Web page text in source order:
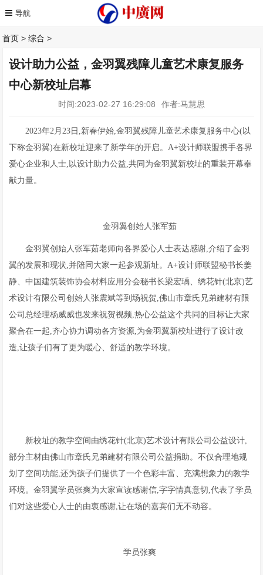
首页 >综合 >
设计助力公益，金羽翼残障儿童艺术康复服务
中心新校址启幕
时间:2023-02-27 16:29:08 作者:马慧思
2023年2月23日,新春伊始,金羽翼残障儿童艺术康复服务中心(以
下称金羽翼)在新校址迎来了新学年的开启。A+设计师联盟携手各界
爱心企业和人士,以设计助力公益,共同为金羽翼新校址的重装开幕奉
献力量。
金羽翼创始人张军茹
金羽翼创始人张军茹老师向各界爱心人士表达感谢,介绍了金羽
翼的发展和现状,并陪同大家一起参观新址。A+设计师联盟秘书长姜
静、中国建筑装饰协会材料应用分会秘书长梁宏瑀、绣花针(北京)艺
术设计有限公司创始人张震斌等到场祝贺,佛山市章氏兄弟建材有限
公司总经理杨威威也发来祝贺视频,热心公益这个共同的目标让大家
聚合在一起,齐心协力调动各方资源,为金羽翼新校址进行了设计改
造,让孩子们有了更为暖心、舒适的教学环境。
新校址的教学空间由绣花针(北京)艺术设计有限公司公益设计,
部分主材由佛山市章氏兄弟建材有限公司公益捐助。不仅合理地规
划了空间功能,还为孩子们提供了一个色彩丰富、充满想象力的教学
环境。金羽翼学员张爽为大家宣读感谢信,字字情真意切,代表了学员
们对这些爱心人士的由衷感谢,让在场的嘉宾们无不动容。
学员张爽